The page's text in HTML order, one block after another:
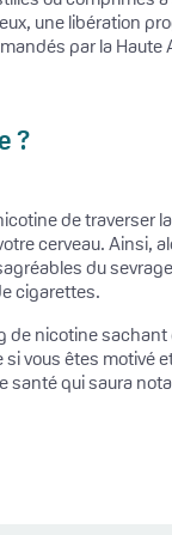
une libération
par la Haute
?
de
cerveau. Ainsi,
du
cigarettes.
de nicotine
vous êtes motivé
qui saura